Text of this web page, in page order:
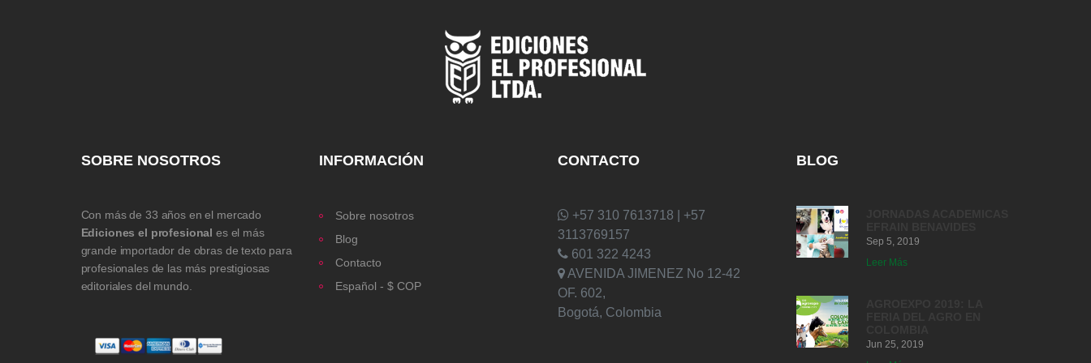
SOBRE NOSOTROS
Con más de 33 años en el mercado
Ediciones el profesional es el más
grande importador de obras de texto para
profesionales de las más prestigiosas
editoriales del mundo.
INFORMACIÓN
Sobre nosotros
Blog
Contacto
Español - $ COP
CONTACTO
+57 310 7613718 | +57
3113769157
601 322 4243
AVENIDA JIMENEZ No 12-42
OF. 602,
Bogotá, Colombia
BLOG
Sep 5, 2019
Leer Más
Jun 25, 2019